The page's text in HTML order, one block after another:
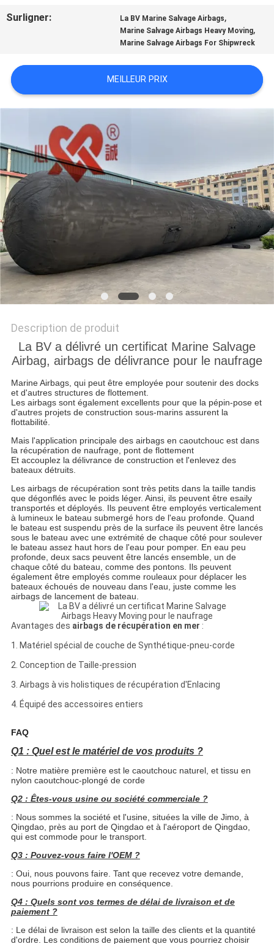
CONTACTEZ-
NOUVELLES
CAS
PLAN
DU
SITE
PRIVACY
POLICY
Surligner: La BV Marine Salvage Airbags,
Marine Salvage Airbags Heavy Moving,
Marine Salvage Airbags For Shipwreck
MEILLEUR PRIX
Description de produit
La BV a délivré un certificat Marine Salvage
Airbag, airbags de délivrance pour le naufrage
Marine Airbags, qui peut être employée pour soutenir des docks
et d'autres structures de flottement.
Les airbags sont également excellents pour que la pépin-pose et
d'autres projets de construction sous-marins assurent la
flottabilité.
Mais l'application principale des airbags en caoutchouc est dans
la récupération de naufrage, pont de flottement
Et accouplez la délivrance de construction et l'enlevez des
bateaux détruits.
Les airbags de récupération sont très petits dans la taille tandis
que dégonflés avec le poids léger. Ainsi, ils peuvent être esaily
transportés et déployés. Ils peuvent être employés verticalement
à lumineux le bateau submergé hors de l'eau profonde. Quand
le bateau est suspendu près de la surface ils peuvent être lancés
sous le bateau avec une extrémité de chaque côté pour soulever
le bateau assez haut hors de l'eau pour pomper. En eau peu
profonde, deux sacs peuvent être lancés ensemble, un de
chaque côté du bateau, comme des pontons. Ils peuvent
également être employés comme rouleaux pour déplacer les
bateaux échoués de nouveau dans l'eau, juste comme les
airbags de lancement de bateau.
Avantages des airbags de récupération en mer :
1. Matériel spécial de couche de Synthétique-pneu-corde
2. Conception de Taille-pression
3. Airbags à vis holistiques de récupération d'Enlacing
4. Équipé des accessoires entiers
FAQ
Q1 : Quel est le matériel de vos produits ?
: Notre matière première est le caoutchouc naturel, et tissu en
nylon caoutchouc-plongé de corde
Q2 : Êtes-vous usine ou société commerciale ?
: Nous sommes la société et l'usine, situées la ville de Jimo, à
Qingdao, près au port de Qingdao et à l'aéroport de Qingdao,
qui est commode pour le transport.
Q3 : Pouvez-vous faire l'OEM ?
: Oui, nous pouvons faire. Tant que recevez votre demande,
nous pourrions produire en conséquence.
Q4 : Quels sont vos termes de délai de livraison et de
paiement ?
: Le délai de livraison est selon la taille des clients et la quantité
d'ordre. Les conditions de paiement que vous pourriez choisir